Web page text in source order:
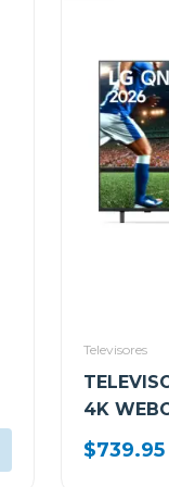
Televisores
4K
$739.95